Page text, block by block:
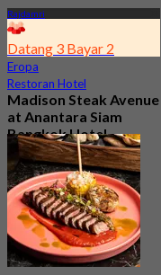
Rajdamri
Datang 3 Bayar 2
Eropa
Restoran Hotel
Madison Steak Avenue
at Anantara Siam
Bangkok Hotel
4.9
1.2K telah dipesan
Dari฿ 1,406